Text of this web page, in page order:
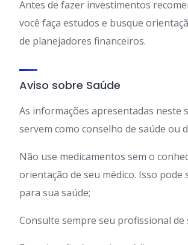
Antes de fazer investimentos
você faça estudos e busque
de planejadores financeiros.
Aviso sobre Saúde
As informações apresentadas neste
servem como conselho de saúde ou
Não use medicamentos sem o
orientação de seu médico. Isso pode
para sua saúde;
Consulte sempre seu profissional de